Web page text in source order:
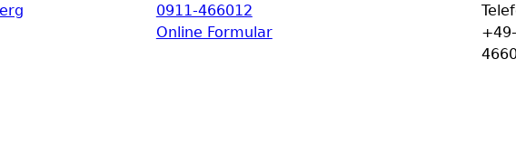
Jump to navigation
0911-466012
Online Formular